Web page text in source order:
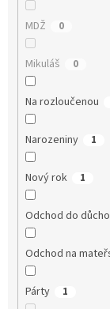
MDŽ 0
Mikuláš 0
Na rozloučenou
Narozeniny 1
Nový rok 1
Odchod do
Odchod na
Párty 1